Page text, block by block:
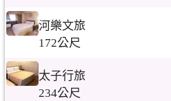
河樂文旅
172公尺
太子行旅
234公尺